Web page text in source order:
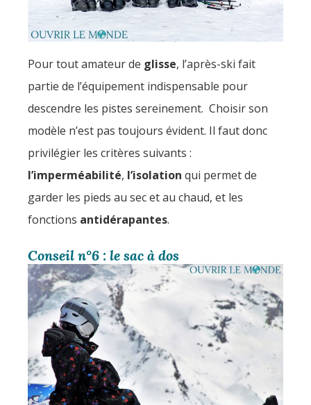
Pour tout amateur de glisse, l’après-ski fait
partie de l’équipement indispensable pour
descendre les pistes sereinement. Choisir son
modèle n’est pas toujours évident. Il faut donc
privilégier les critères suivants :
l’imperméabilité, l’isolation qui permet de
garder les pieds au sec et au chaud, et les
fonctions antidérapantes.
Conseil n°6 : le sac à dos